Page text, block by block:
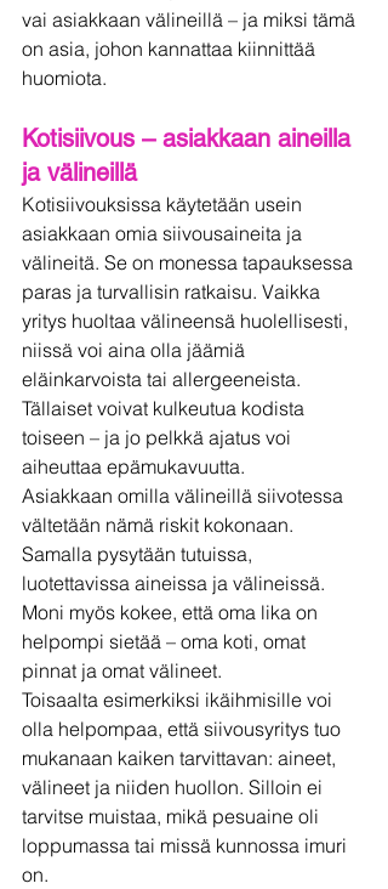
vai asiakkaan välineillä – ja miksi tämä
on asia, johon kannattaa kiinnittää
huomiota.
Kotisiivous – asiakkaan aineilla
ja välineillä
Kotisiivouksissa käytetään usein
asiakkaan omia siivousaineita ja
välineitä. Se on monessa tapauksessa
paras ja turvallisin ratkaisu. Vaikka
yritys huoltaa välineensä huolellisesti,
niissä voi aina olla jäämiä
eläinkarvoista tai allergeeneista.
Tällaiset voivat kulkeutua kodista
toiseen – ja jo pelkkä ajatus voi
aiheuttaa epämukavuutta.
Asiakkaan omilla välineillä siivotessa
vältetään nämä riskit kokonaan.
Samalla pysytään tutuissa,
luotettavissa aineissa ja välineissä.
Moni myös kokee, että oma lika on
helpompi sietää – oma koti, omat
pinnat ja omat välineet.
Toisaalta esimerkiksi ikäihmisille voi
olla helpompaa, että siivousyritys tuo
mukanaan kaiken tarvittavan: aineet,
välineet ja niiden huollon. Silloin ei
tarvitse muistaa, mikä pesuaine oli
loppumassa tai missä kunnossa imuri
on.